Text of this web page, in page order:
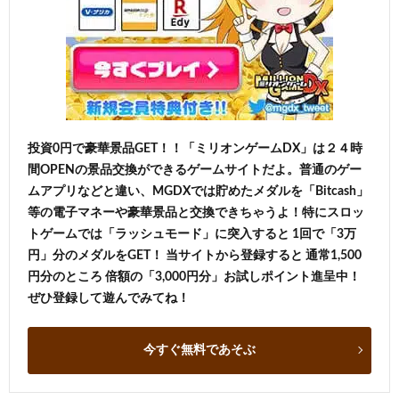
投資0円で豪華景品GET！！「ミリオンゲームDX」は２４時
間OPENの景品交換ができるゲームサイトだよ。普通のゲー
ムアプリなどと違い、MGDXでは貯めたメダルを「Bitcash」
等の電子マネーや豪華景品と交換できちゃうよ！特にスロッ
トゲームでは「ラッシュモード」に突入すると 1回で「3万
円」分のメダルをGET！ 当サイトから登録すると 通常1,500
円分のところ 倍額の「3,000円分」お試しポイント進呈中！
ぜひ登録して遊んでみてね！
今すぐ無料であそぶ